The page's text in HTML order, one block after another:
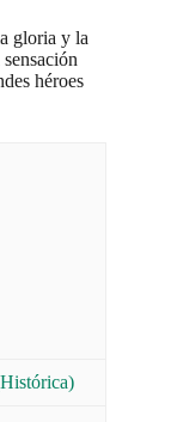
gloria y la
héroes